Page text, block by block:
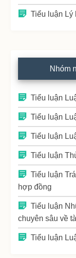
Tiểu luận Lý
Nhóm
Tiểu luận
Tiểu luận
Tiểu luận
Tiểu luận
Tiểu luận
hợp đồng
Tiểu luận
chuyên sâu về
Tiểu luận